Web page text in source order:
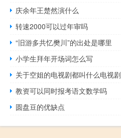
庆余年王楚然演什么
转速2000可以过年审吗
“旧游多共忆樊川”的出处是哪里
小学生拜年开场词怎么写
关于空姐的电视剧都叫什么电视
教资可以同时报考语文数学吗
圆盘豆的优缺点